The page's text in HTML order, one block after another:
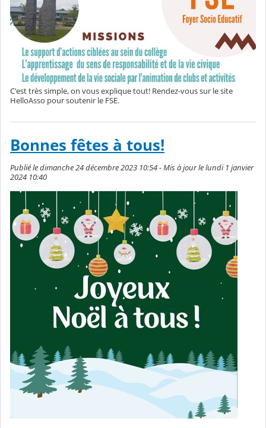
C'est très simple, on vous explique tout! Rendez-vous sur le site
HelloAsso pour soutenir le FSE.
Bonnes fêtes à tous!
Publié le dimanche 24 décembre 2023 10:54 - Mis à jour le lundi 1 janvier
2024 10:40